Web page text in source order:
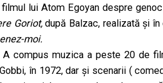
lui Atom Egoyan despre
Goriot,după Balzac, realizată şi
moi.
compus muzica a peste 20 de
în 1972, dar şi scenarii (